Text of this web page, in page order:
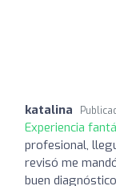
katalina
Experiencia
profesional,
revisó me
buen